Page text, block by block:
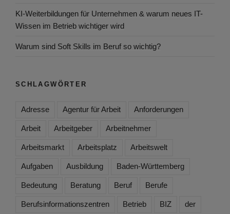
KI-Weiterbildungen für Unternehmen & warum neues IT-
Wissen im Betrieb wichtiger wird
Warum sind Soft Skills im Beruf so wichtig?
SCHLAGWÖRTER
Adresse Agentur für Arbeit Anforderungen
Arbeit Arbeitgeber Arbeitnehmer
Arbeitsmarkt Arbeitsplatz Arbeitswelt
Aufgaben Ausbildung Baden-Württemberg
Bedeutung Beratung Beruf Berufe
Berufsinformationszentren Betrieb BIZ der